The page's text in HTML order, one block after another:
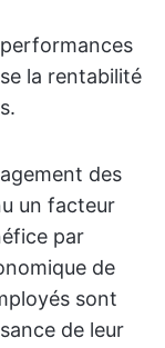
la rentabilité
des
un facteur
par
de
sont
de leur